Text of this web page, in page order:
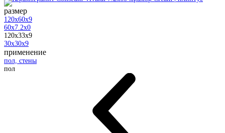
размер
120x60x9
60x7.2x0
120x33x9
30x30x9
применение
пол, стены
пол